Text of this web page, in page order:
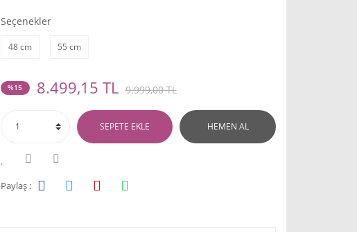
Seçenekler
48 cm 55 cm
%15 8.499,15 TL 9.999,00 TL
SEPETE EKLE HEMEN AL
Paylaş :